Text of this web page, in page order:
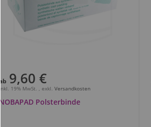
ab 9,60 €
Inkl. 19% MwSt. , exkl. Versandkosten
NOBAPAD Polsterbinde